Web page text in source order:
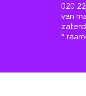
020
van
*